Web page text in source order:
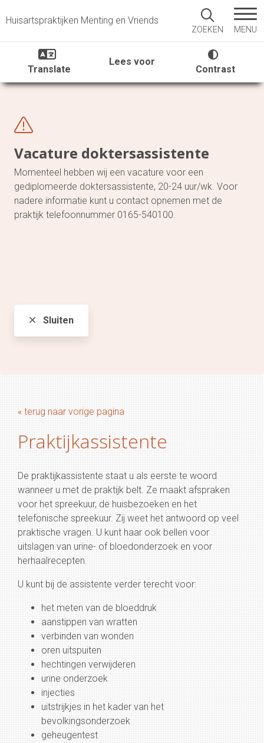
Huisartspraktijken Menting en Vriends
ZOEKEN MENU
Translate
Lees voor
Contrast
Vacature doktersassistente
Momenteel hebben wij een vacature voor een
gediplomeerde doktersassistente, 20-24 uur/wk. Voor
nadere informatie kunt u contact opnemen met de
praktijk telefoonnummer 0165-540100.
Sluiten
« terug naar vorige pagina
Praktijkassistente
De praktijkassistente staat u als eerste te woord
wanneer u met de praktijk belt. Ze maakt afspraken
voor het spreekuur, de huisbezoeken en het
telefonische spreekuur. Zij weet het antwoord op veel
praktische vragen. U kunt haar ook bellen voor
uitslagen van urine- of bloedonderzoek en voor
herhaalrecepten.
U kunt bij de assistente verder terecht voor:
het meten van de bloeddruk
aanstippen van wratten
verbinden van wonden
oren uitspuiten
hechtingen verwijderen
urine onderzoek
injecties
uitstrijkjes in het kader van het
bevolkingsonderzoek
geheugentest